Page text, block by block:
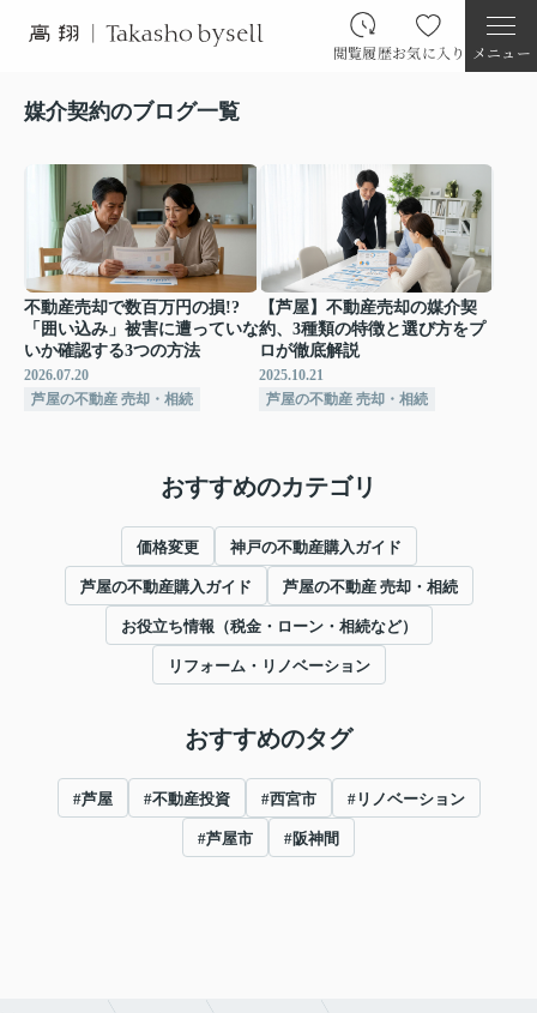
閲覧履歴お気に入り メニュー
媒介契約のブログ一覧
不動産売却で数百万円の損!?
「囲い込み」被害に遭っていな
いか確認する3つの方法
2026.07.20
芦屋の不動産 売却・相続
【芦屋】不動産売却の媒介契
約、3種類の特徴と選び方をプ
ロが徹底解説
2025.10.21
芦屋の不動産 売却・相続
おすすめのカテゴリ
価格変更 神戸の不動産購入ガイド
芦屋の不動産購入ガイド 芦屋の不動産 売却・相続
お役立ち情報（税金・ローン・相続など）
リフォーム・リノベーション
おすすめのタグ
#芦屋 #不動産投資 #西宮市 #リノベーション
#芦屋市 #阪神間